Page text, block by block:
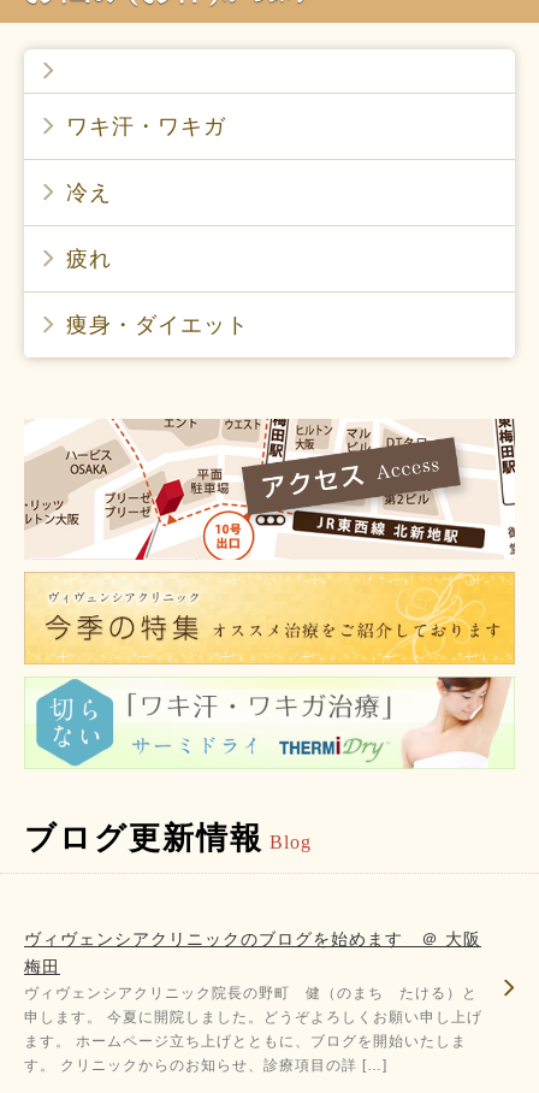
ワキ汗・ワキガ
冷え
疲れ
痩身・ダイエット
ブログ更新情報 Blog
ヴィヴェンシアクリニックのブログを始めます ＠ 大阪
梅田
ヴィヴェンシアクリニック院長の野町 健（のまち たける）と
申します。 今夏に開院しました。どうぞよろしくお願い申し上げ
ます。 ホームページ立ち上げとともに、ブログを開始いたしま
す。 クリニックからのお知らせ、診療項目の詳 […]